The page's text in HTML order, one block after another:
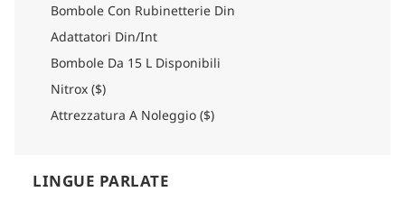
Bombole Con Rubinetterie Din
Adattatori Din/Int
Bombole Da 15 L Disponibili
Nitrox ($)
Attrezzatura A Noleggio ($)
LINGUE PARLATE